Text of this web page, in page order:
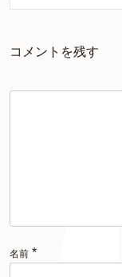
コメントを残す
名前 *